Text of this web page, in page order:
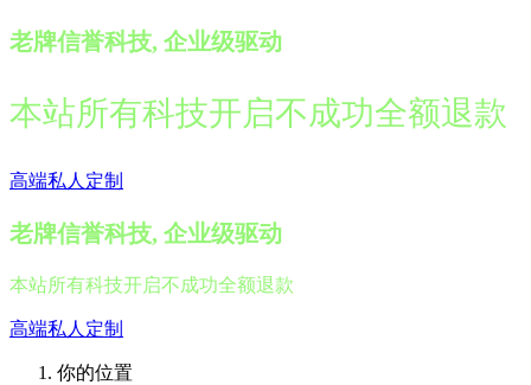
老牌信誉科技, 企业级驱动
本站所有科技开启不成功全额退款
高端私人定制
老牌信誉科技, 企业级驱动
本站所有科技开启不成功全额退款
高端私人定制
你的位置